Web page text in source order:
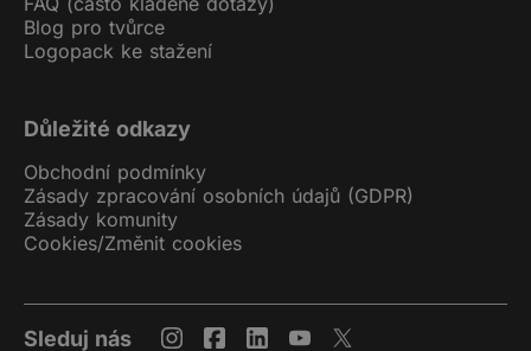
Blog pro tvůrce
Logopack ke stažení
Důležité odkazy
Obchodní podmínky
Zásady zpracování osobních údajů (GDPR)
Zásady komunity
Cookies/Změnit cookies
Sleduj nás